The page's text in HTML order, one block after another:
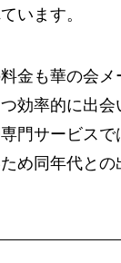
います。
金も華の会
効率的に出
門サービスで
め同年代との